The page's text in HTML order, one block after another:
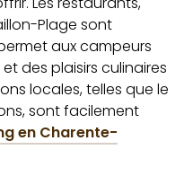
Plage sont
aux campeurs
des plaisirs culinaires
locales, telles que le
sont facilement
en Charente-